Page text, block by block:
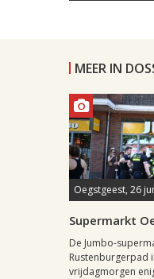
MEER IN
Oegstgeest, 26
Supermarkt
De Jumbo-
Rustenburgerpad
vrijdagmorgen